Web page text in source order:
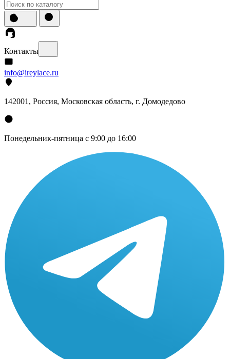
Контакты
info@ireylace.ru
142001 , Россия, Московская область, г. Домодедово
Понедельник-пятница с 9:00 до 16:00